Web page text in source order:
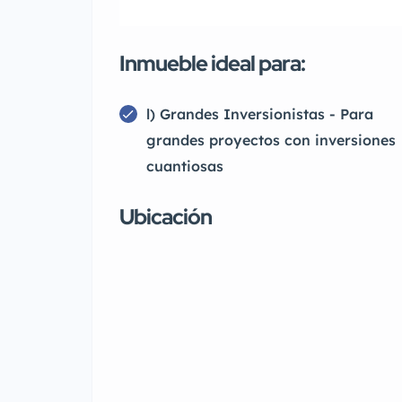
Inmueble ideal para:
l) Grandes Inversionistas - Para
grandes proyectos con inversiones
cuantiosas
Ubicación